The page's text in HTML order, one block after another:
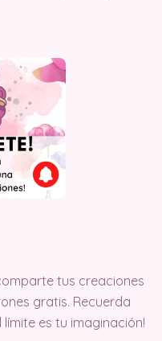
tus creaciones
gratis. Recuerda
límite es tu imaginación!